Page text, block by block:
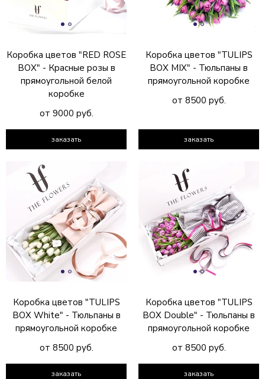
Коробка цветов "RED ROSE
BOX" - Красные розы в
прямоугольной белой
коробке
от 9000 руб.
заказать
Коробка цветов "TULIPS
BOX MIX" - Тюльпаны в
прямоугольной коробке
от 8500 руб.
заказать
Коробка цветов "TULIPS
BOX White" - Тюльпаны в
прямоугольной коробке
от 8500 руб.
заказать
Коробка цветов "TULIPS
BOX Double" - Тюльпаны в
прямоугольной коробке
от 8500 руб.
заказать